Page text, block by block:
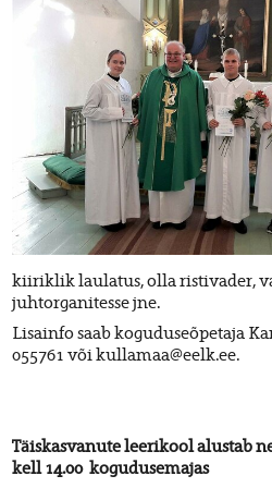
kiiriklik laulatus, olla ristivader,
juhtorganitesse jne.
Lisainfo saab koguduseõpetaja
055761 või kullamaa@eelk.ee.
Täiskasvanute leerikool alustab
kell 14.00 kogudusemajas